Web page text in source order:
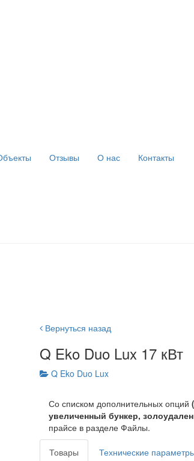
Отзывы О нас Контакты
Вернуться назад
Q Eko Duo Lux 17 кВт
Q Eko Duo Lux
Со списком дополнительных опций
увеличенный бункер,
прайсе в разделе Файлы.
Товары Технические